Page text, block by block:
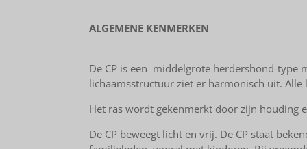
ALGEMENE KENMERKEN
De CP is een middelgrote herdershond-type
lichaamsstructuur ziet er harmonisch uit. Alle
Het ras wordt gekenmerkt door zijn houding
De CPbeweegt licht en vrij. De CPstaat